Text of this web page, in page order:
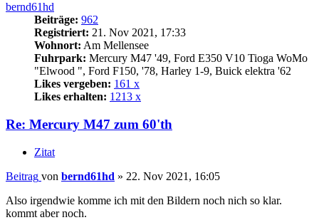
bernd61hd
Beiträge: 962
Registriert: 21. Nov 2021, 17:33
Wohnort: Am Mellensee
Fuhrpark: Mercury M47 '49, Ford E350 V10 Tioga WoMo
"Elwood ", Ford F150, '78, Harley 1-9, Buick elektra '62
Likes vergeben: 161 x
Likes erhalten: 1213 x
Re: Mercury M47 zum 60'th
Zitat
Beitrag von bernd61hd » 22. Nov 2021, 16:05
Also irgendwie komme ich mit den Bildern noch nich so klar.
kommt aber noch.